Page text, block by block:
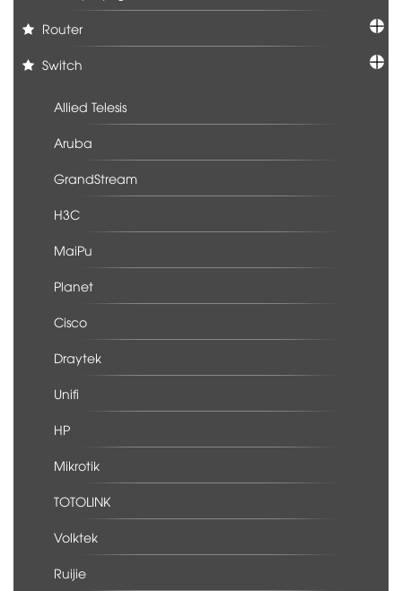
Router
Switch
Allied Telesis
Aruba
GrandStream
H3C
MaiPu
Planet
Cisco
Draytek
Unifi
HP
Mikrotik
TOTOLINK
Volktek
Ruijie